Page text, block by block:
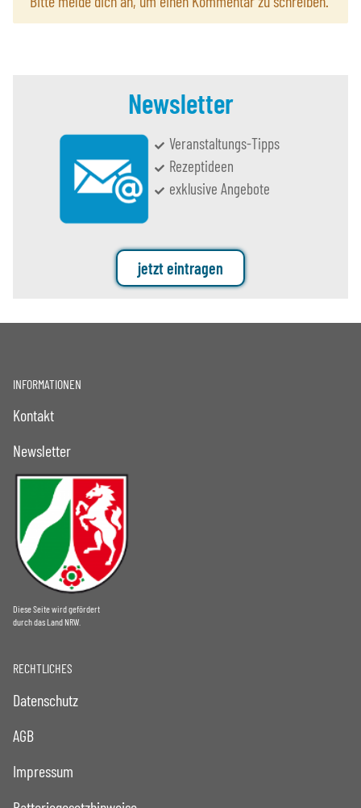
Newsletter
Veranstaltungs-Tipps
Rezeptideen
exklusive Angebote
jetzt eintragen
INFORMATIONEN
Kontakt
Newsletter
Diese Seite wird gefördert
durch das Land NRW.
RECHTLICHES
Datenschutz
AGB
Impressum